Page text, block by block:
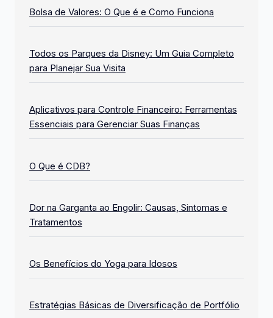
Bolsa de Valores: O Que é e Como Funciona
Todos os Parques da Disney: Um Guia Completo
para Planejar Sua Visita
Aplicativos para Controle Financeiro: Ferramentas
Essenciais para Gerenciar Suas Finanças
O Que é CDB?
Dor na Garganta ao Engolir: Causas, Sintomas e
Tratamentos
Os Benefícios do Yoga para Idosos
Estratégias Básicas de Diversificação de Portfólio